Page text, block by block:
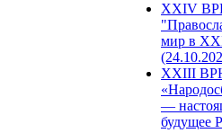
XXIV
мир в
XXIII
—
будущее